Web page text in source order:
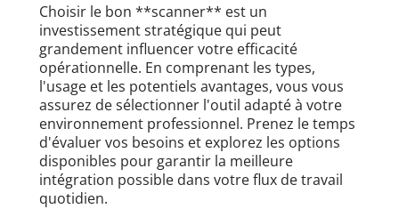
Choisir le bon **scanner** est un
investissement stratégique qui peut
grandement influencer votre efficacité
opérationnelle. En comprenant les types,
l'usage et les potentiels avantages, vous vous
assurez de sélectionner l'outil adapté à votre
environnement professionnel. Prenez le temps
d'évaluer vos besoins et explorez les options
disponibles pour garantir la meilleure
intégration possible dans votre flux de travail
quotidien.